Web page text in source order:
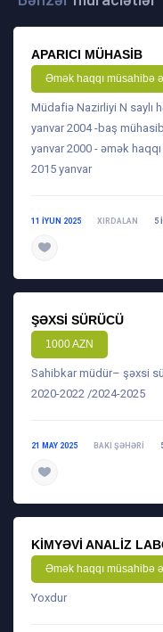
APARICI MÜHASIB
Əmək haqqı müsahibə
Müdafiə Nazirliyi N saylı
yanvar 2004 -baş
yanvar 2000 - əmək
2015 yanvar
11 IYUN 2025 XIRDALAN 5
ŞƏXSI SÜRÜCÜ
1000 AZN
Sahibkar müdür– şəxsi
2020-2022 /2024-2025
21 MAY 2025 BAKI ŞƏHƏRI
KIMYƏVI ANALIZ
Əmək haqqı müsahibə
Yoxdur